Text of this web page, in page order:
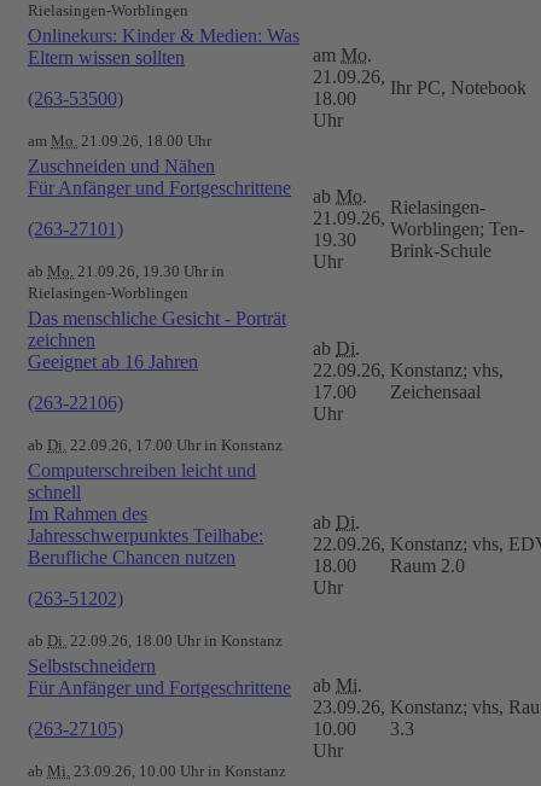
Rielasingen-Worblingen
Onlinekurs: Kinder & Medien: Was
Eltern wissen sollten
(263-53500)
am Mo. 21.09.26, 18.00 Uhr
am Mo.
21.09.26,
18.00
Uhr
Ihr PC, Notebook
Zuschneiden und Nähen
Für Anfänger und Fortgeschrittene
(263-27101)
ab Mo. 21.09.26, 19.30 Uhr in
Rielasingen-Worblingen
ab Mo.
21.09.26,
19.30
Uhr
Rielasingen-
Worblingen; Ten-
Brink-Schule
Das menschliche Gesicht - Porträt
zeichnen
Geeignet ab 16 Jahren
(263-22106)
ab Di. 22.09.26, 17.00 Uhr in Konstanz
ab Di.
22.09.26,
17.00
Uhr
Konstanz; vhs,
Zeichensaal
Computerschreiben leicht und
schnell
Im Rahmen des
Jahresschwerpunktes Teilhabe:
Berufliche Chancen nutzen
(263-51202)
ab Di. 22.09.26, 18.00 Uhr in Konstanz
ab Di.
22.09.26,
18.00
Uhr
Konstanz; vhs,
Raum 2.0
Selbstschneidern
Für Anfänger und Fortgeschrittene
(263-27105)
ab Mi. 23.09.26, 10.00 Uhr in Konstanz
ab Mi.
23.09.26,
10.00
Uhr
Konstanz; vhs,
3.3